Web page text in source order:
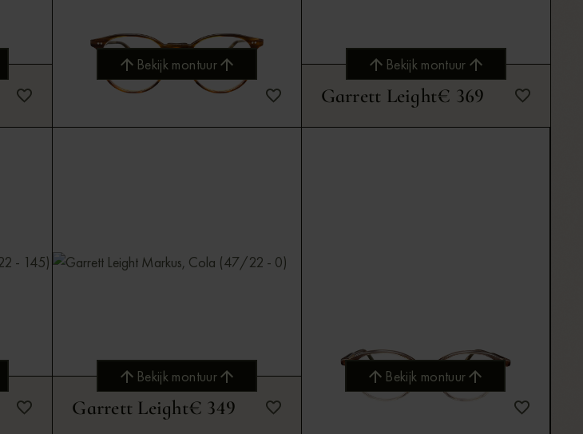
Bekijk montuur
Bekijk montuur
Garrett Leight € 359
Bekijk montuur
Bekijk montuur
Garrett Leight€ 369
Bekijk montuur
Bekijk montuur
Garrett Leight€ 349
Bekijk montuur